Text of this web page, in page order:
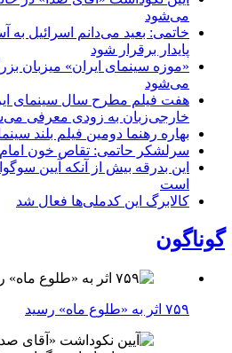
می‌شود
خاتمی: بعید می‌دانم اسرائیل به
پایدار برقرار شود
«موزه سینمای ایران» میزبان
می‌شود
هفت فیلم مطرح سال سینمای
خارجی‌زبان به زودی معرفی
بهاره رهنما دومین فیلم بلند
سرلشکر حاتمی: تقاص خون
این بدرقه بیش از آنکه آیین
است
کالابرگ این کدملی‌ها فعال شد
گوناگون
۷۵۹ اثر به «طلوع ماه» رسید